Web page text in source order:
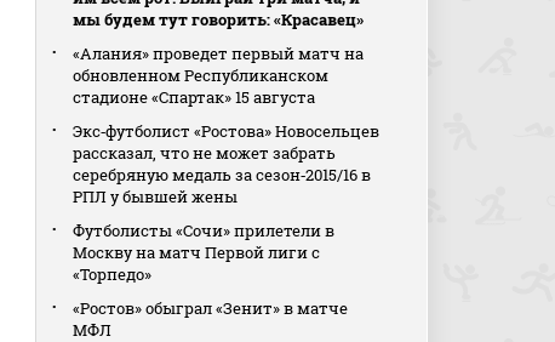
мы будем тут говорить: «Красавец»
«Алания» проведет первый матч на
обновленном Республиканском
стадионе «Спартак» 15 августа
Экс‑футболист «Ростова» Новосельцев
рассказал, что не может забрать
серебряную медаль за сезон‑2015/16 в
РПЛ у бывшей жены
Футболисты «Сочи» прилетели в
Москву на матч Первой лиги с
«Торпедо»
«Ростов» обыграл «Зенит» в матче
МФЛ